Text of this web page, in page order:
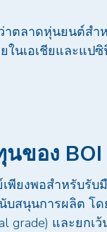
ว่าตลาดหุ่นยนต์
นเอเชียและแป
นของ BOI
ยงพอสำหรับรับ
บสนุนการผลิต โ
grade) และยก